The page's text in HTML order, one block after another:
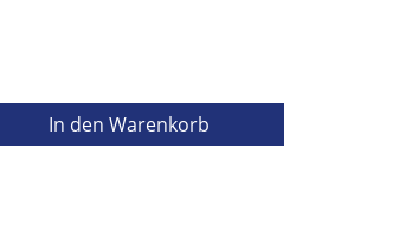
In den Warenkorb